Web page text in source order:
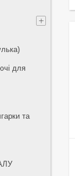
для
та